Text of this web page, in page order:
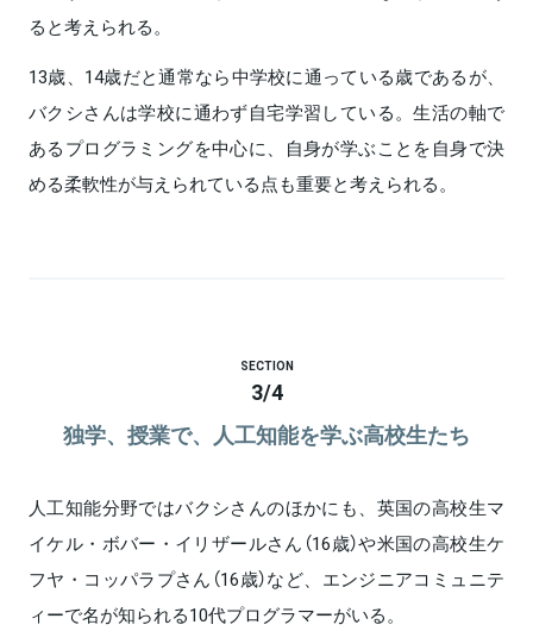
ると考えられる。
13歳、14歳だと通常なら中学校に通っている歳であるが、
バクシさんは学校に通わず自宅学習している。生活の軸で
あるプログラミングを中心に、自身が学ぶことを自身で決
める柔軟性が与えられている点も重要と考えられる。
SECTION
3/4
独学、授業で、人工知能を学ぶ高校生たち
人工知能分野ではバクシさんのほかにも、英国の高校生マ
イケル・ボバー・イリザールさん（16歳）や米国の高校生ケ
フヤ・コッパラプさん（16歳）など、エンジニアコミュニテ
ィーで名が知られる10代プログラマーがいる。